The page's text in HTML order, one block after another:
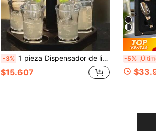
-3% 1 pieza Dispensador de licor de 6 ranuras, adecuado para vino, whisky, cerveza y bebidas espirituosas, ideal para fiestas de la Copa del Mundo y juegos de beber (vasos se venden por separado), también es excelente para actividades al aire libre y camping
$15.607
-5%